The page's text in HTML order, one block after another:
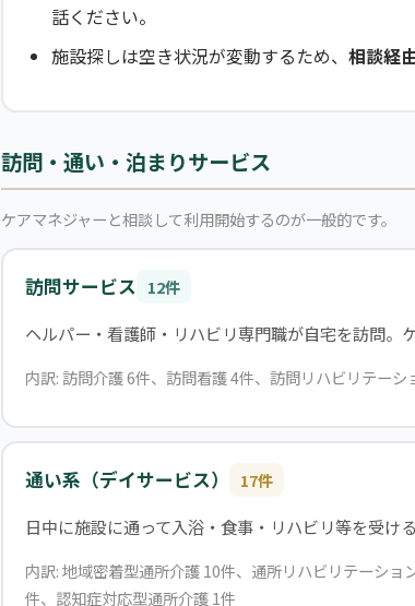
話ください。
施設探しは空き状況が変動するため、 相談経
訪問・通い・泊まりサービス
ケアマネジャーと相談して利用開始するのが一般的です。
訪問サービス 12件
ヘルパー・看護師・リハビリ専門職が自宅を訪問。
内訳: 訪問介護 6件、訪問看護 4件、訪問リハビリテーシ
通い系（デイサービス） 17件
日中に施設に通って入浴・食事・リハビリ等を受け
内訳: 地域密着型通所介護 10件、通所リハビリテーシ
件、認知症対応型通所介護 1件